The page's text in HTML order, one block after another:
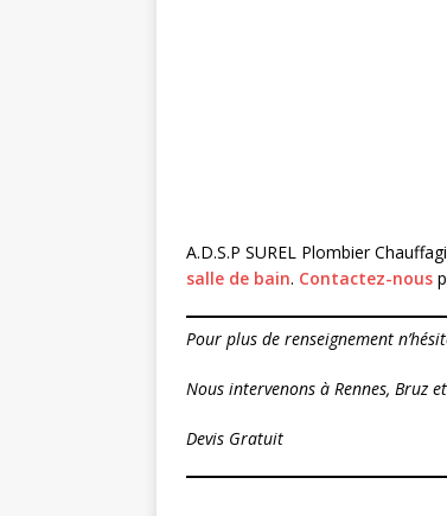
A.D.S.P SUREL Plombier
salle de bain. Contactez-nous
Pour plus de renseignement
Nous intervenons à Rennes, Bruz
Devis Gratuit